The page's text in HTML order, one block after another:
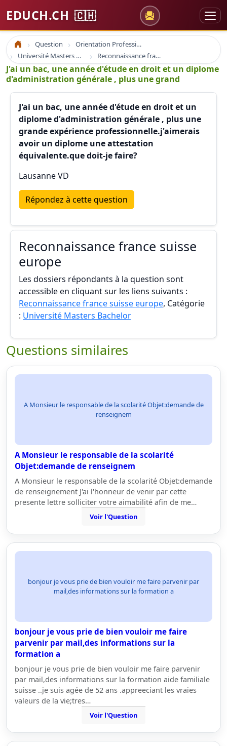
EDUCH.CH 🇨🇭
Accueil Question
Orientation Professionnelle
Université Masters Bachelor
Reconnaissance france suisse europe
J'ai un bac, une année d'étude en droit et un diplome
d'administration générale , plus une grand
J'ai un bac, une année d'étude en droit et un
diplome d'administration générale , plus une
grande expérience professionnelle.j'aimerais
avoir un diplome une attestation
équivalente.que doit-je faire?
Lausanne VD
Répondez à cette question
Reconnaissance france suisse
europe
Les dossiers répondants à la question sont
accessible en cliquant sur les liens suivants :
Reconnaissance france suisse europe, Catégorie
: Université Masters Bachelor
Questions similaires
A Monsieur le responsable de la scolarité Objet:demande de
renseignem
A Monsieur le responsable de la scolarité
Objet:demande de renseignem
A Monsieur le responsable de la scolarité Objet:demande
de renseignement J'ai l'honneur de venir par cette
presente lettre solliciter votre aimabilité afin de me…
Voir l'Question
bonjour je vous prie de bien vouloir me faire parvenir par
mail,des informations sur la formation a
bonjour je vous prie de bien vouloir me faire
parvenir par mail,des informations sur la
formation a
bonjour je vous prie de bien vouloir me faire parvenir
par mail,des informations sur la formation aide familiale
suisse ..je suis agée de 52 ans .appreeciant les vraies
valeurs de la vie;tres…
Voir l'Question